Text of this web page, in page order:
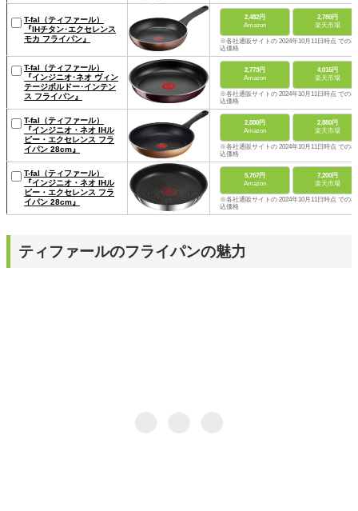
T-fal（ティファール）
『IHチタン･エクセレンス
モカ フライパン』
2,482円
Amazon
2,780円
楽天市場
※各社通販サイトの 2024年10月11日時点 での税
込価格
T-fal（ティファール）
『インジニオ･ネオ ヴィン
テージボルドー･インテン
ス フライパン』
2,773円
Amazon
4,016円
楽天市場
※各社通販サイトの 2024年10月11日時点 での税
込価格
T-fal（ティファール）
『インジニオ・ネオ IHル
ビー・エクセレンス フラ
イパン 28cm』
2,880円
Amazon
2,880円
楽天市場
※各社通販サイトの 2024年10月11日時点 での税
込価格
T-fal（ティファール）
『インジニオ・ネオ IHル
ビー・エクセレンス フラ
イパン 28cm』
5,767円
Amazon
7,200円
楽天市場
※各社通販サイトの 2024年10月11日時点 での税
込価格
ティファールのフライパンの魅力